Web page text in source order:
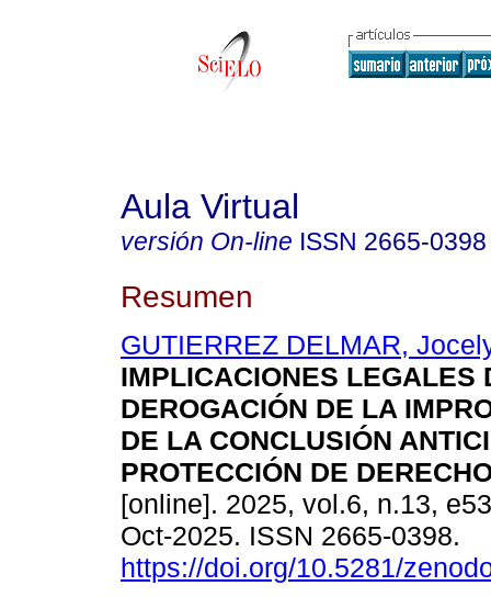
Aula Virtual
versión On-line ISSN 2665-0398
Resumen
GUTIERREZ DELMAR,
IMPLICACIONES LEGALES
DEROGACIÓN DE LA
DE LA CONCLUSIÓN
PROTECCIÓN DE
[online]. 2025, vol.6, n.13,
Oct-2025. ISSN 2665-0398.
https://doi.org/10.5281/